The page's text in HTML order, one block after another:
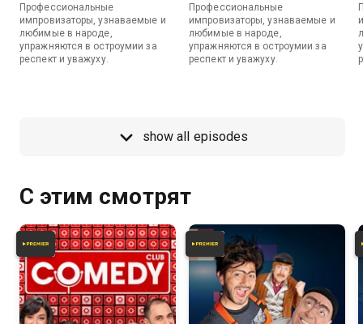
Профессиональные
импровизаторы, узнаваемые и
любимые в народе,
упражняются в остроумии за
респект и уважуху.
Профессиональные
импровизаторы, узнаваемые и
любимые в народе,
упражняются в остроумии за
респект и уважуху.
show all episodes
С этим смотрят